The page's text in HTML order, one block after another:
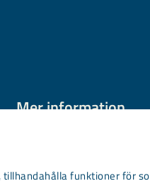
funktioner för
Mer information
Aktuellt